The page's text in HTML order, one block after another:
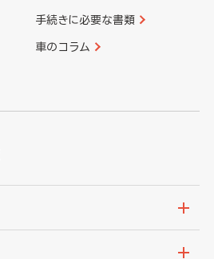
手続きに必要な書類
車のコラム